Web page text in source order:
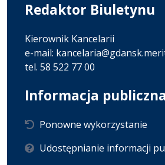
Redaktor Biuletynu
Kierownik Kancelarii
e-mail:
tel. 58 522 77 00
Informacja publiczna
Ponowne wykorzystanie
Udostępnianie informacji